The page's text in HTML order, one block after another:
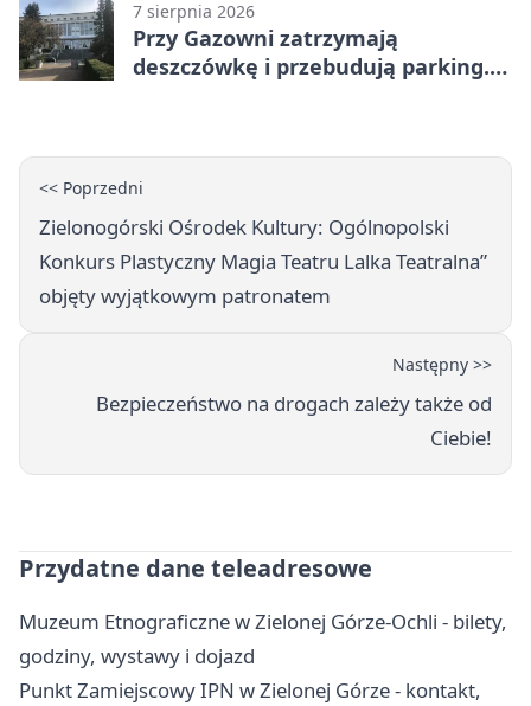
7 sierpnia 2026
Przy Gazowni zatrzymają
deszczówkę i przebudują parking.
<< Poprzedni
Zielonogórski Ośrodek Kultury: Ogólnopolski
Konkurs Plastyczny Magia Teatru Lalka Teatralna”
objęty wyjątkowym patronatem
Następny >>
Bezpieczeństwo na drogach zależy także od
Ciebie!
Przydatne dane teleadresowe
Muzeum Etnograficzne w Zielonej Górze-Ochli - bilety,
godziny, wystawy i dojazd
Punkt Zamiejscowy IPN w Zielonej Górze - kontakt,